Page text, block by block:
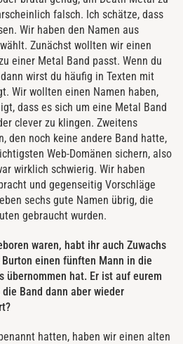
falsch. Ich schätze, dass
Wir haben den Namen aus
Zunächst wollten wir einen
einer Metal Band passt. Wenn du
wirst du häufig in Texten mit
Wir wollten einen Namen haben,
dass es sich um eine Metal Band
clever zu klingen. Zweitens
den noch keine andere Band hatte,
Web-Domänen sichern, also
wirklich schwierig. Wir haben
und gegenseitig Vorschläge
sechs gute Namen übrig, die
gebraucht wurden.
waren, habt ihr auch Zuwachs
einen fünften Mann in die
übernommen hat. Er ist auf eurem
Band dann aber wieder
hatten, haben wir einen alten